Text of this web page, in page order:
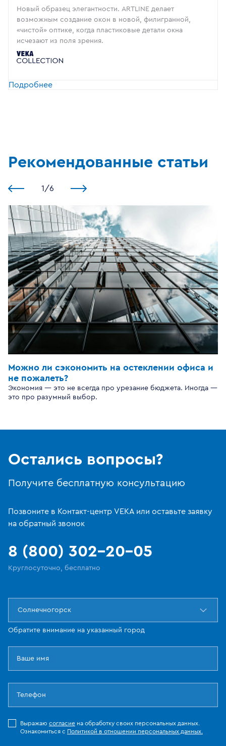
Новый образец элегантности. ARTLINE делает
возможным создание окон в новой, филигранной,
«чистой» оптике, когда пластиковые детали окна
исчезают из поля зрения.
Подробнее
Рекомендованные статьи
1 /6
Можно ли сэкономить на остеклении офиса и
не пожалеть?
Экономия — это не всегда про урезание бюджета. Иногда —
это про разумный выбор.
Остались вопросы?
Получите бесплатную консультацию
Позвоните в Контакт-центр VEKA или оставьте заявку
на обратный звонок
8 (800) 302-20-05
Круглосуточно, бесплатно
Солнечногорск
Обратите внимание на указанный город
Выражаю согласие на обработку своих персональных данных.
Ознакомиться с Политикой в отношении персональных данных.